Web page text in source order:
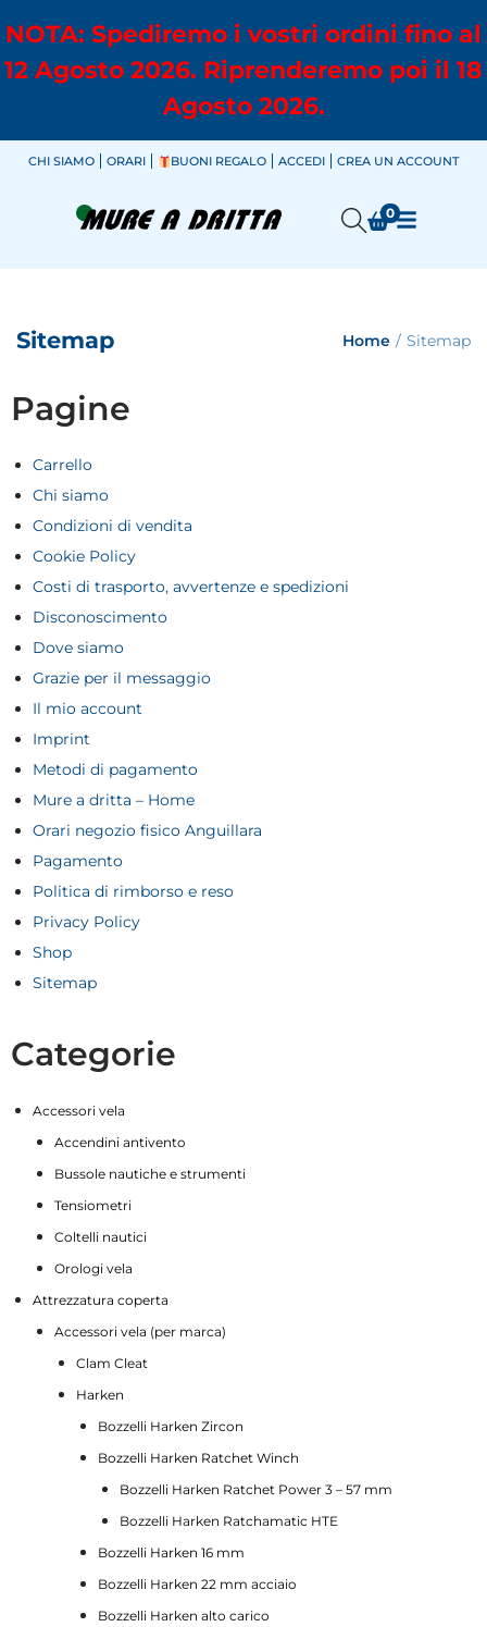
NOTA: Spediremo i vostri ordini fino al
12 Agosto 2026. Riprenderemo poi il 18
Agosto 2026.
CHI SIAMO ORARI BUONI REGALO ACCEDI CREA UN ACCOUNT
0
Sitemap Home / Sitemap
Pagine
Carrello
Chi siamo
Condizioni di vendita
Cookie Policy
Costi di trasporto, avvertenze e spedizioni
Disconoscimento
Dove siamo
Grazie per il messaggio
Il mio account
Imprint
Metodi di pagamento
Mure a dritta – Home
Orari negozio fisico Anguillara
Pagamento
Politica di rimborso e reso
Privacy Policy
Shop
Sitemap
Categorie
Accessori vela
Accendini antivento
Bussole nautiche e strumenti
Tensiometri
Coltelli nautici
Orologi vela
Attrezzatura coperta
Accessori vela (per marca)
Clam Cleat
Harken
Bozzelli Harken Zircon
Bozzelli Harken Ratchet Winch
Bozzelli Harken Ratchet Power 3 – 57 mm
Bozzelli Harken Ratchamatic HTE
Bozzelli Harken 16 mm
Bozzelli Harken 22 mm acciaio
Bozzelli Harken alto carico